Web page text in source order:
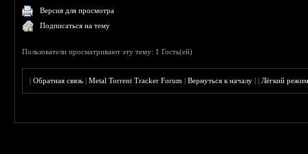
Версия для просмотра
Подписаться на тему
Пользователи просматривают эту тему: 1 Гость(ей)
|Обратная связь |Metal Torrent Tracker Forum |Вернуться к началу ||Лёгкий